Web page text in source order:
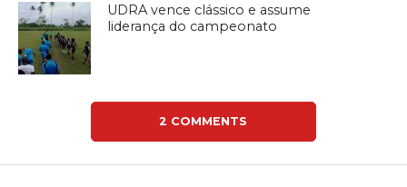
UDRA vence clássico e assume
liderança do campeonato
2 COMMENTS